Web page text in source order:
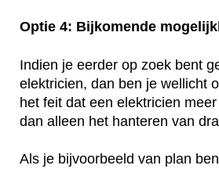
Optie 4: Bijkomende
Indien je eerder op zoek bent
elektricien, dan ben je wellicht
het feit dat een elektricien
dan alleen het hanteren van
Als je bijvoorbeeld van plan